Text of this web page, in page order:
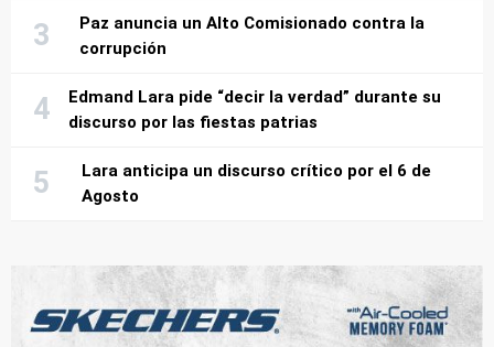
Paz anuncia un Alto Comisionado contra la
corrupción
Edmand Lara pide “decir la verdad” durante su
discurso por las fiestas patrias
Lara anticipa un discurso crítico por el 6 de
Agosto